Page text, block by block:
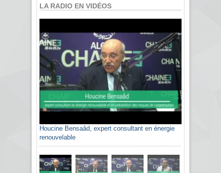
LA RADIO EN VIDÉOS
Houcine Bensaâd, expert consultant en énergie
renouvelable
Sami Agli, président de la Confédération
algérienne du patronat citoyen CAPC